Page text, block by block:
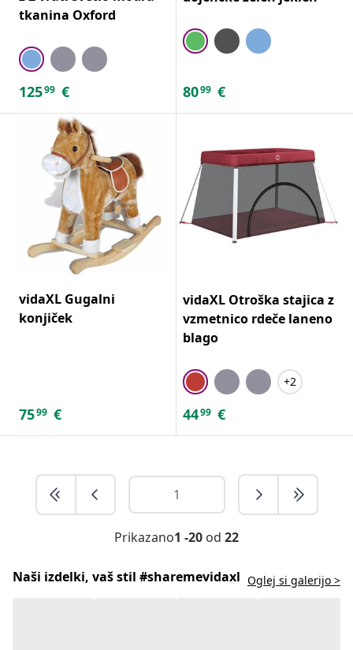
tkanina Oxford
12599 € 8099 €
vidaXL Gugalni
konjiček
7599 €
vidaXL Otroška stajica z
vzmetnico rdeče laneno
blago
+2
4499 €
Prikazano1 -20 od 22
Naši izdelki, vaš stil #sharemevidaxl Oglej si galerijo >